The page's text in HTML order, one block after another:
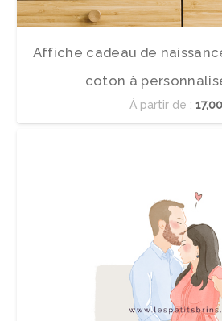
Affiche cadeau de
coton à
À partir de :